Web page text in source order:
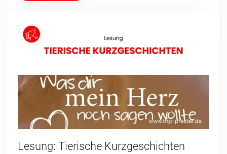
Lesung: Tierische Kurzgeschichten